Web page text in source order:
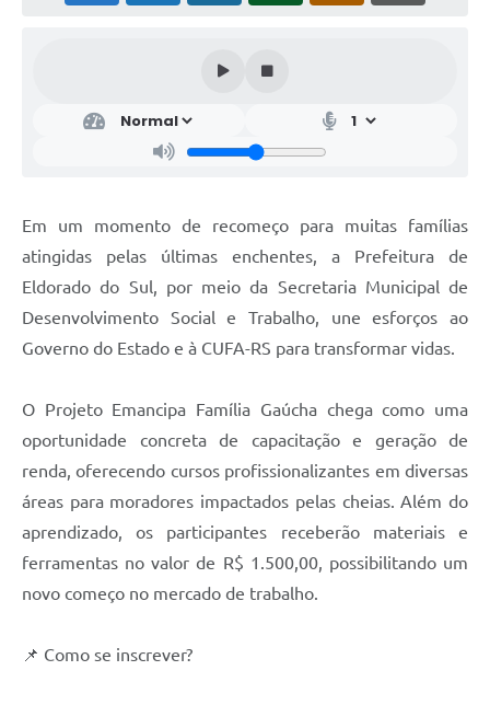
Em um momento de recomeço para muitas famílias
atingidas pelas últimas enchentes, a Prefeitura de
Eldorado do Sul, por meio da Secretaria Municipal de
Desenvolvimento Social e Trabalho, une esforços ao
Governo do Estado e à CUFA-RS para transformar vidas.
O Projeto Emancipa Família Gaúcha chega como uma
oportunidade concreta de capacitação e geração de
renda, oferecendo cursos profissionalizantes em diversas
áreas para moradores impactados pelas cheias. Além do
aprendizado, os participantes receberão materiais e
ferramentas no valor de R$ 1.500,00, possibilitando um
novo começo no mercado de trabalho.
📌 Como se inscrever?